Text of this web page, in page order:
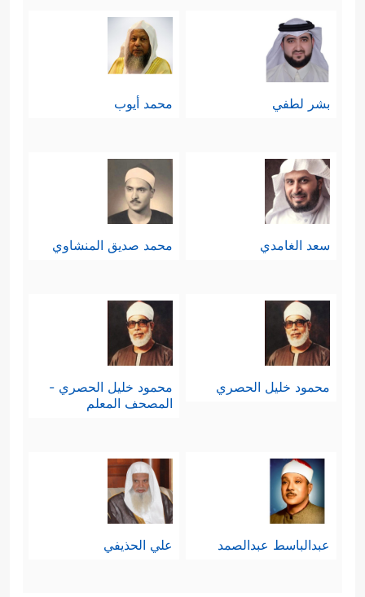
بشر لطفي محمد أيوب
سعد الغامدي محمد صديق المنشاوي
محمود خليل الحصري
محمود خليل الحصري -
المصحف المعلم
عبدالباسط عبدالصمد علي الحذيفي